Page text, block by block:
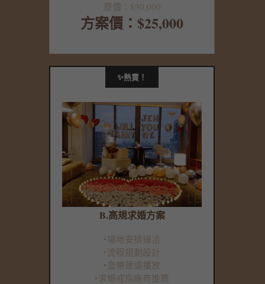
原價：$30,000
方案價：$25,000
✨熱賣！
B.高規求婚方案
‣場地安排接洽
‣流程規劃設計
‣音樂建議播放
‣求婚戒指廠商推薦